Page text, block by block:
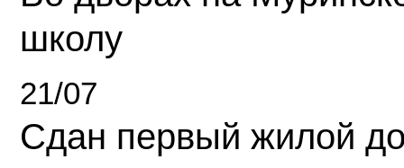
школу
21/07
Сдан первый жилой